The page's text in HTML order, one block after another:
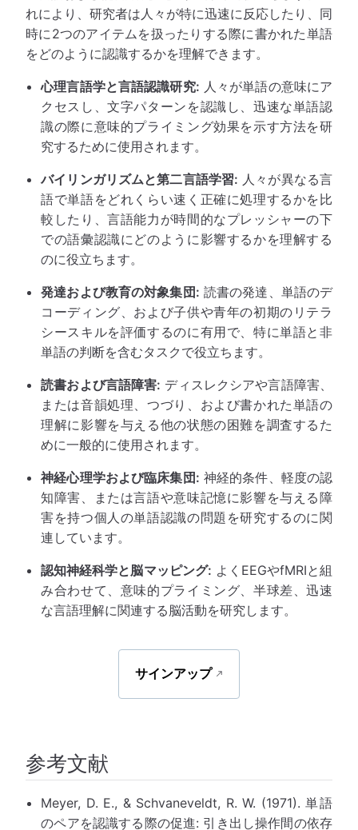
れにより、研究者は人々が特に迅速に反応したり、同
時に2つのアイテムを扱ったりする際に書かれた単語
をどのように認識するかを理解できます。
心理言語学と言語認識研究: 人々が単語の意味にア
クセスし、文字パターンを認識し、迅速な単語認
識の際に意味的プライミング効果を示す方法を研
究するために使用されます。
バイリンガリズムと第二言語学習: 人々が異なる言
語で単語をどれくらい速く正確に処理するかを比
較したり、言語能力が時間的なプレッシャーの下
での語彙認識にどのように影響するかを理解する
のに役立ちます。
発達および教育の対象集団: 読書の発達、単語のデ
コーディング、および子供や青年の初期のリテラ
シースキルを評価するのに有用で、特に単語と非
単語の判断を含むタスクで役立ちます。
読書および言語障害: ディスレクシアや言語障害、
または音韻処理、つづり、および書かれた単語の
理解に影響を与える他の状態の困難を調査するた
めに一般的に使用されます。
神経心理学および臨床集団: 神経的条件、軽度の認
知障害、または言語や意味記憶に影響を与える障
害を持つ個人の単語認識の問題を研究するのに関
連しています。
認知神経科学と脳マッピング: よくEEGやfMRIと組
み合わせて、意味的プライミング、半球差、迅速
な言語理解に関連する脳活動を研究します。
サインアップ
参考文献
Meyer, D. E., & Schvaneveldt, R. W. (1971). 単語
のペアを認識する際の促進: 引き出し操作間の依存